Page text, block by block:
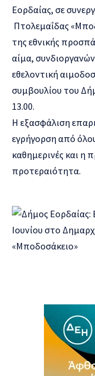
Εορδαίας, σε
Πτολεμαΐδας
της εθνικής
αίμα,
εθελοντική
συμβουλίου του
13.00.
Η εξασφάλιση
εγρήγορση από
καθημερινές και η
προτεραιότητα.